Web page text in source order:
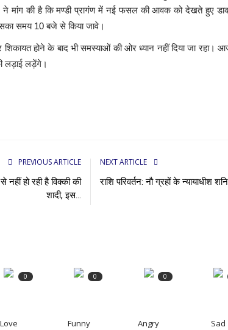
ने मांग की है कि मण्डी प्रागंण में नई फसल की आवक को देखते हुए डाक
समय 10 बजे से किया जावे।
होने के बाद भी समस्याओं की ओर ध्यान नहीं दिया जा रहा।
लड़ाई लड़ेंगे।
PREVIOUS ARTICLE
हो रही है विक्की की
शादी, इस...
NEXT ARTICLE
राशि परिवर्तन: नौ ग्रहों के न्यायाधीश
0
Love
0
Funny
0
Angry Sad